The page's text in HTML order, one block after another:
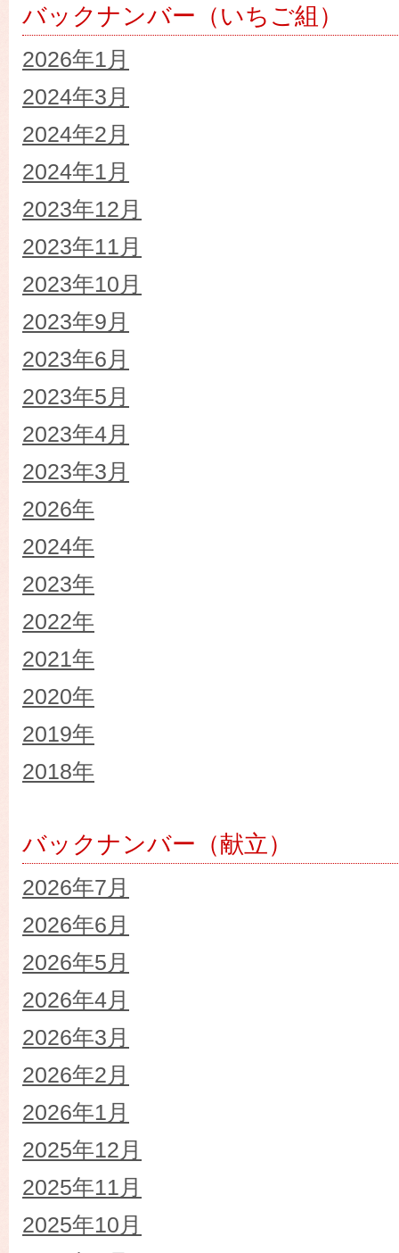
バックナンバー（いちご組）
2026年1月
2024年3月
2024年2月
2024年1月
2023年12月
2023年11月
2023年10月
2023年9月
2023年6月
2023年5月
2023年4月
2023年3月
2026年
2024年
2023年
2022年
2021年
2020年
2019年
2018年
バックナンバー（献立）
2026年7月
2026年6月
2026年5月
2026年4月
2026年3月
2026年2月
2026年1月
2025年12月
2025年11月
2025年10月